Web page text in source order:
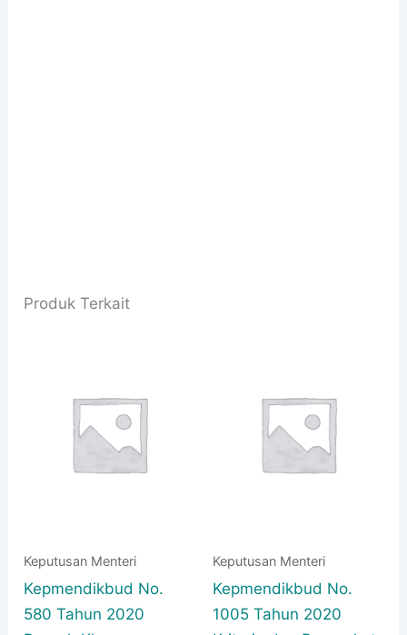
Produk Terkait
Keputusan Menteri
Kepmendikbud No.
580 Tahun 2020
Keputusan Menteri
Kepmendikbud No.
1005 Tahun 2020